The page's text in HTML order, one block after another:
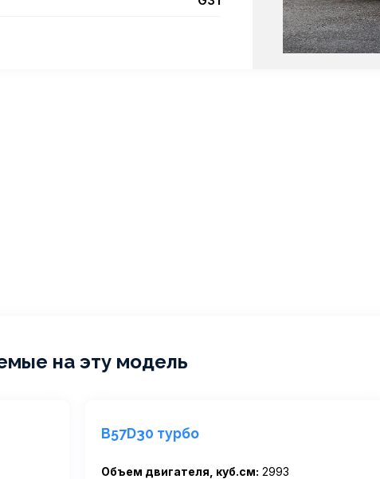
на эту модель
B57D30 турбо
Объем двигателя, куб.см: 2993